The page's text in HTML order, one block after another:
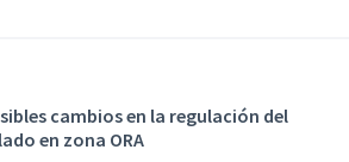
a la ciudadanía de Gijón la
cambios en la regulación del
en zona ORA